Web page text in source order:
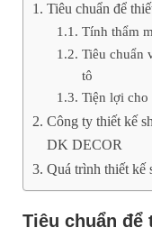
Tiêu chuẩn để
Tính thẩm
Tiêu chuẩn
tô
Tiện lợi cho
Công ty thiết kế
DK DECOR
Quá trình thiết
Tiêu chuẩn